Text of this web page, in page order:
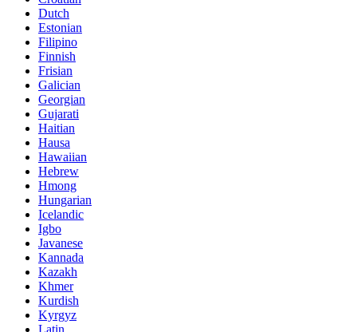
Dutch
Estonian
Filipino
Finnish
Frisian
Galician
Georgian
Gujarati
Haitian
Hausa
Hawaiian
Hebrew
Hmong
Hungarian
Icelandic
Igbo
Javanese
Kannada
Kazakh
Khmer
Kurdish
Kyrgyz
Latin